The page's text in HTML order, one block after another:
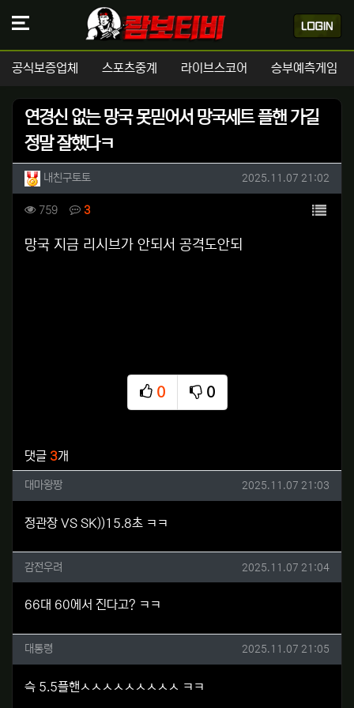
공식보증업체 스포츠중계 라이브스코어 승부예측게임
연경신 없는 망국 못믿어서 망국세트 플핸 가길
정말 잘했다ㅋ
작성자 정보
내친구토토 작성일
2025.11.07 21:02
컨텐츠 정보
759조회 3댓글 목록
본문
망국 지금 리시브가 안되서 공격도안되
0
추천
0
비추천
댓글 3개
대마왕짱님의 댓글
대마왕짱 작성일
2025.11.07 21:03
정관장 VS SK))15.8초 ㅋㅋ
감전우려님의 댓글
감전우려 작성일
2025.11.07 21:04
66대 60에서 진다고? ㅋㅋ
대통령님의 댓글
대통령 작성일
2025.11.07 21:05
슥 5.5플핸ㅅㅅㅅㅅㅅㅅㅅㅅㅅ ㅋㅋ